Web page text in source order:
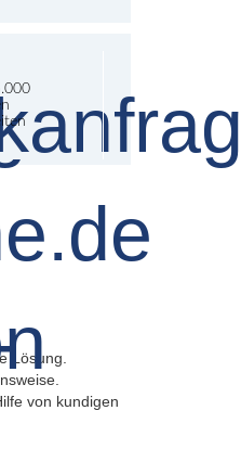
Lösung.
von kundigen